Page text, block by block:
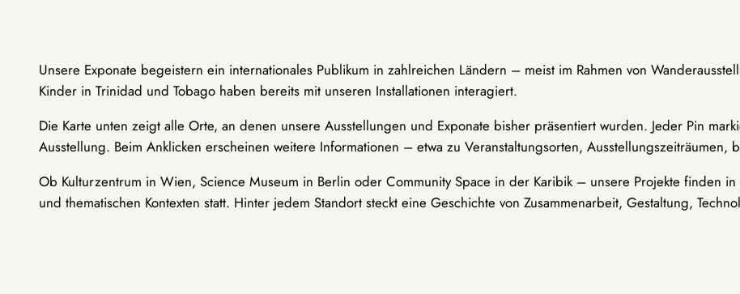
Unsere Exponate begeistern ein internationales Publikum in zahlreichen Ländern – meist im Rahmen von
Kinder in Trinidad und Tobago haben bereits mit unseren Installationen interagiert.
Die Karte unten zeigt alle Orte, an denen unsere Ausstellungen und Exponate bisher präsentiert wurden. Jeder Pin
Ausstellung. Beim Anklicken erscheinen weitere Informationen – etwa zu Veranstaltungsorten,
Ob Kulturzentrum in Wien, Science Museum in Berlin oder Community Space in der Karibik – unsere Projekte finden
und thematischen Kontexten statt. Hinter jedem Standort steckt eine Geschichte von Zusammenarbeit, Gestaltung,